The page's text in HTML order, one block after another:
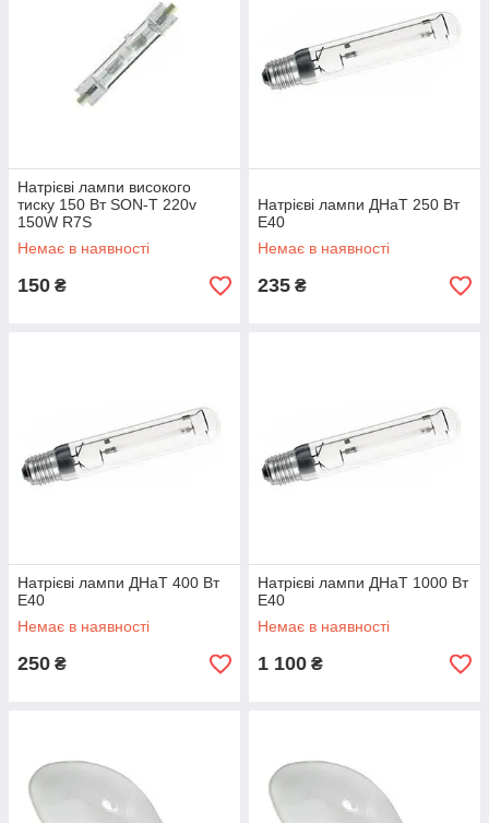
Натрієві лампи високого
тиску 150 Вт SON-T 220v
150W R7S
Немає в наявності
150 ₴
Натрієві лампи ДНаТ 250 Вт
Е40
Немає в наявності
235 ₴
Натрієві лампи ДНаТ 400 Вт
Е40
Немає в наявності
250 ₴
Натрієві лампи ДНаТ 1000 Вт
Е40
Немає в наявності
1 100 ₴